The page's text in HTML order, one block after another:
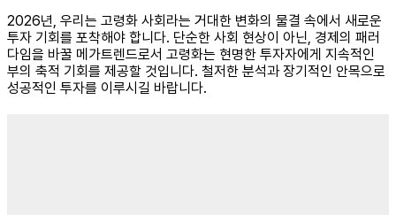
2026년, 우리는 고령화 사회라는 거대한 변화의 물결 속에서 새로운
투자 기회를 포착해야 합니다. 단순한 사회 현상이 아닌, 경제의 패러
다임을 바꿀 메가트렌드로서 고령화는 현명한 투자자에게 지속적인
부의 축적 기회를 제공할 것입니다. 철저한 분석과 장기적인 안목으로
성공적인 투자를 이루시길 바랍니다.